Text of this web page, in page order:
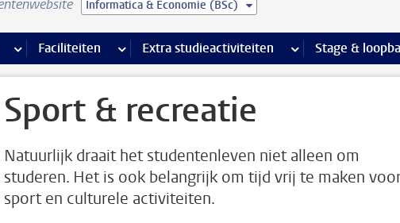
Informatica & Economie (BSc)
meer Ondersteuning pagina’s
Faciliteiten meer Faciliteiten pagina’s
Extra studieactiviteiten meer Extra
Stage &
Sport & recreatie
Natuurlijk draait het studentenleven niet alleen om
studeren. Het is ook belangrijk om tijd vrij te maken
sport en culturele activiteiten.